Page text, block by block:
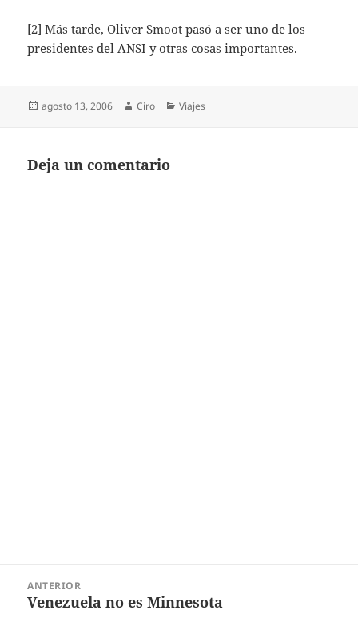
[2] Más tarde, Oliver Smoot pasó a ser uno de los
presidentes del ANSI y otras cosas importantes.
Publicado
agosto 13, 2006 Autor
Ciro Categorías
Viajes
Deja un comentario
entradas
ANTERIOR
Entrada
Venezuela no es Minnesota